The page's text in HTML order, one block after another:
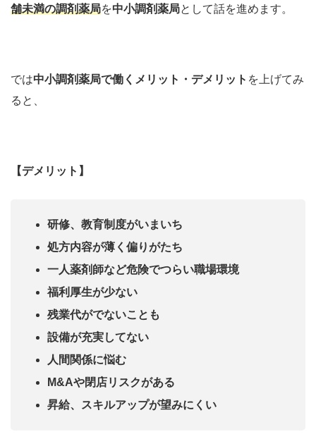
舗未満の調剤薬局を中小調剤薬局として話を進めます。
では中小調剤薬局で働くメリット・デメリット を上げてみ
ると、
【デメリット】
研修、教育制度がいまいち
処方内容が薄く偏りがたち
一人薬剤師など危険でつらい職場環境
福利厚生が少ない
残業代がでないことも
設備が充実してない
人間関係に悩む
M&Aや閉店リスクがある
昇給、スキルアップが望みにくい